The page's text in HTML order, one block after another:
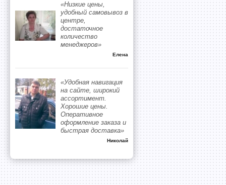
«Низкие цены,
удобный самовывоз в
центре,
достаточное
количество
менеджеров»
Елена
«Удобная навигация
на сайте, широкий
ассортимент.
Хорошие цены.
Оперативное
оформление заказа и
быстрая доставка»
Николай